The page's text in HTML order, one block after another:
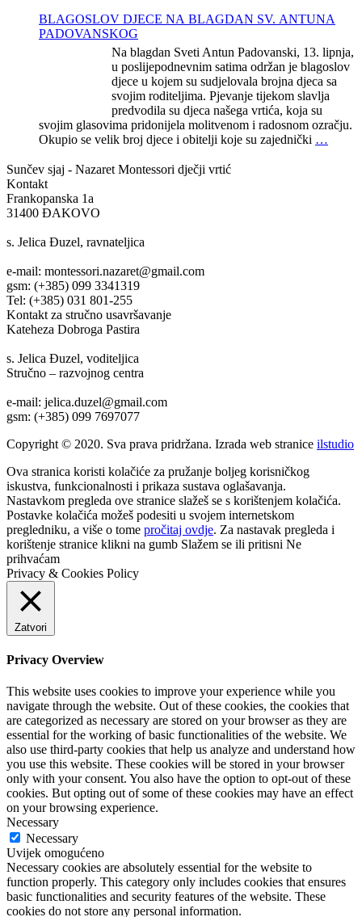
BLAGOSLOV DJECE NA BLAGDAN SV. ANTUNA
PADOVANSKOG
Na blagdan Sveti Antun Padovanski, 13. lipnja,
u poslijepodnevnim satima održan je blagoslov
djece u kojem su sudjelovala brojna djeca sa
svojim roditeljima. Pjevanje tijekom slavlja
predvodila su djeca našega vrtića, koja su
svojim glasovima pridonijela molitvenom i radosnom ozračju.
Okupio se velik broj djece i obitelji koje su zajednički …
Sunčev sjaj - Nazaret Montessori dječji vrtić
Kontakt
Frankopanska 1a
31400 ĐAKOVO
s. Jelica Đuzel, ravnateljica
e-mail: montessori.nazaret@gmail.com
gsm: (+385) 099 3341319
Tel: (+385) 031 801-255
Kontakt za stručno usavršavanje
Kateheza Dobroga Pastira
s. Jelica Đuzel, voditeljica
Stručno – razvojnog centra
e-mail: jelica.duzel@gmail.com
gsm: (+385) 099 7697077
Copyright © 2020. Sva prava pridržana. Izrada web stranice ilstudio
Ova stranica koristi kolačiće za pružanje boljeg korisničkog
iskustva, funkcionalnosti i prikaza sustava oglašavanja.
Nastavkom pregleda ove stranice slažeš se s korištenjem kolačića.
Postavke kolačića možeš podesiti u svojem internetskom
pregledniku, a više o tome pročitaj ovdje. Za nastavak pregleda i
korištenje stranice klikni na gumb Slažem se ili pritisni Ne
prihvaćam
Privacy & Cookies Policy
Zatvori
Privacy Overview
This website uses cookies to improve your experience while you
navigate through the website. Out of these cookies, the cookies that
are categorized as necessary are stored on your browser as they are
essential for the working of basic functionalities of the website. We
also use third-party cookies that help us analyze and understand how
you use this website. These cookies will be stored in your browser
only with your consent. You also have the option to opt-out of these
cookies. But opting out of some of these cookies may have an effect
on your browsing experience.
Necessary
Necessary
Uvijek omogućeno
Necessary cookies are absolutely essential for the website to
function properly. This category only includes cookies that ensures
basic functionalities and security features of the website. These
cookies do not store any personal information.